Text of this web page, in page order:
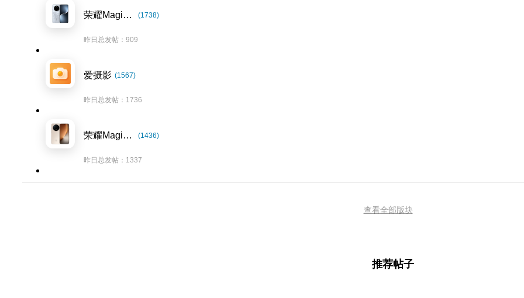
荣耀Magic7系列 (1738)
昨日总发帖：909
爱摄影 (1567)
昨日总发帖：1736
荣耀Magic8系列 (1436)
昨日总发帖：1337
查看全部版块
推荐帖子